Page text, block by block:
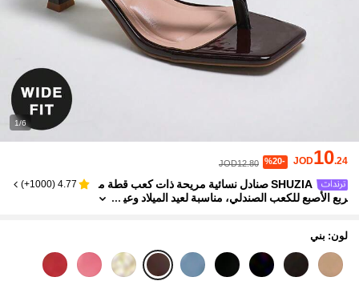
1/6
JOD10.24
%20-
JOD12.80
SHUZIA صنادل نسائية مريحة ذات كعب قطة م
ربع الأصبع للكعب الصندلي، مناسبة لعيد الميلاد وعي
4.77
(
1000+
)
لون: بني